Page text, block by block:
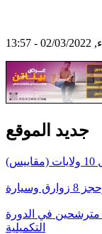
13:57
جديد الموقع
مترشحين في الدورة
التكميلية